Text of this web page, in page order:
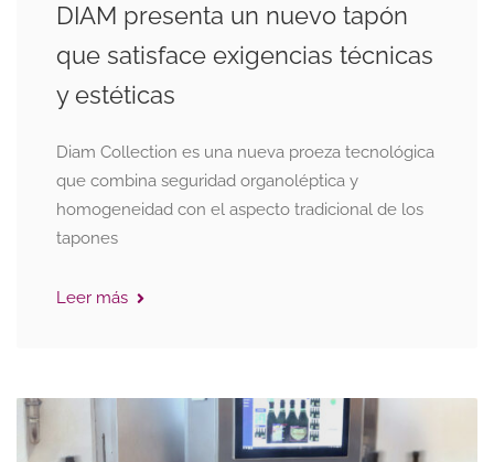
DIAM presenta un nuevo tapón
que satisface exigencias técnicas
y estéticas
Diam Collection es una nueva proeza tecnológica
que combina seguridad organoléptica y
homogeneidad con el aspecto tradicional de los
tapones
Leer más